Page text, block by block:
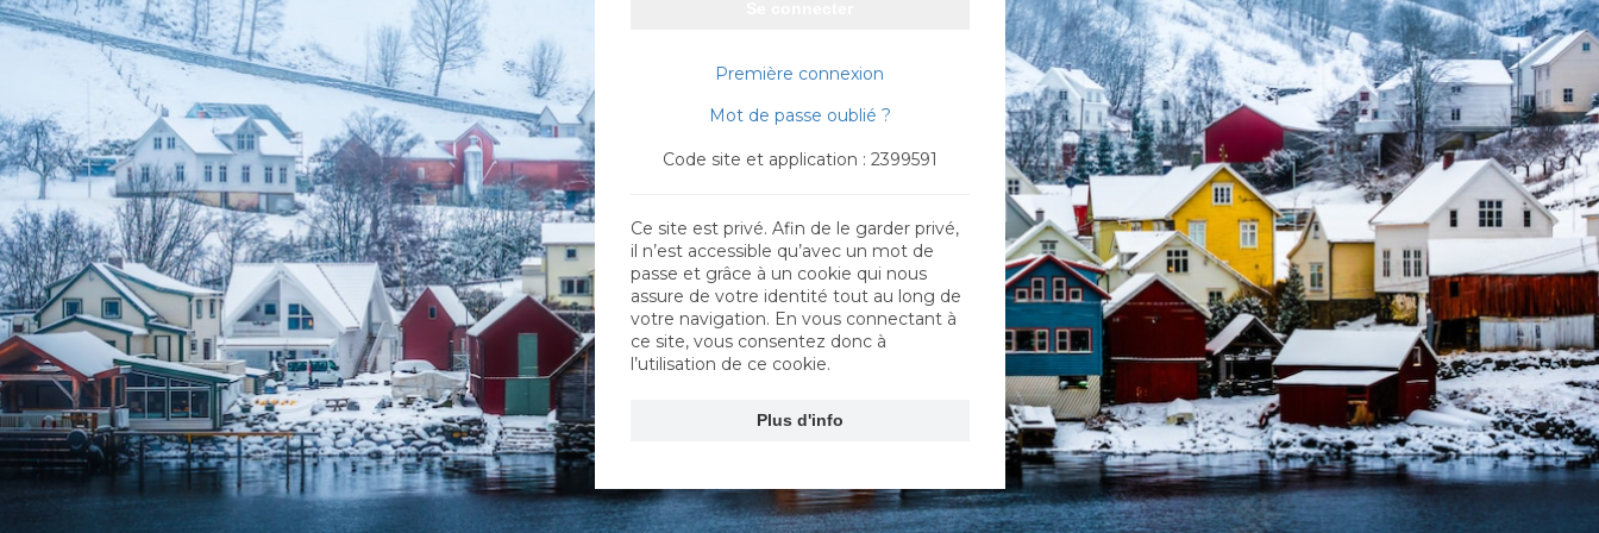
Première connexion
Mot de passe oublié ?
Code site et application : 2399591
Ce site est privé. Afin de le garder privé,
il n’est accessible qu’avec un mot de
passe et grâce à un cookie qui nous
assure de votre identité tout au long de
votre navigation. En vous connectant à
ce site, vous consentez donc à
l’utilisation de ce cookie.
Plus d'info